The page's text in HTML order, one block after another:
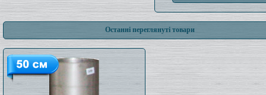
Останні переглянуті товари